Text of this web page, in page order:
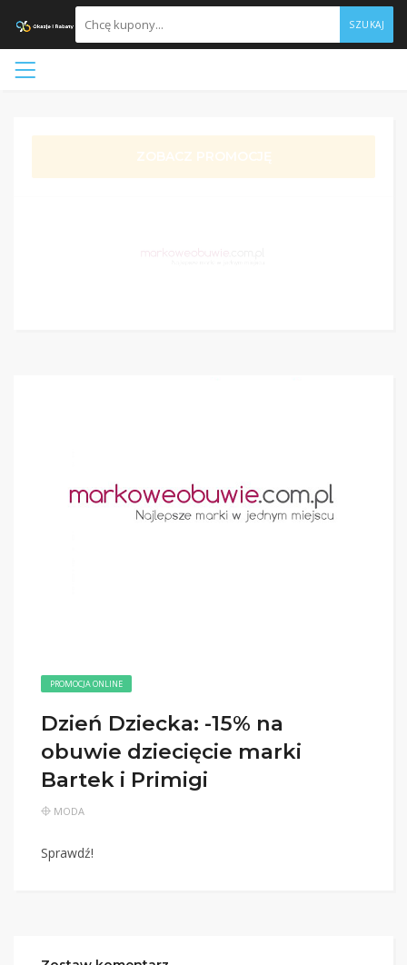
SZUKAJ
ZOBACZ PROMOCJĘ
PROMOCJA ONLINE
Dzień Dziecka: -15% na
obuwie dziecięcie marki
Bartek i Primigi
MODA
Sprawdź!